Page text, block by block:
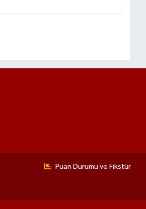
Puan Durumu ve Fikstür